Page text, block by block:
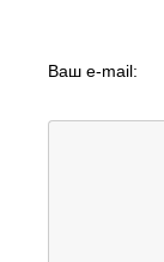
Ваш e-mail: